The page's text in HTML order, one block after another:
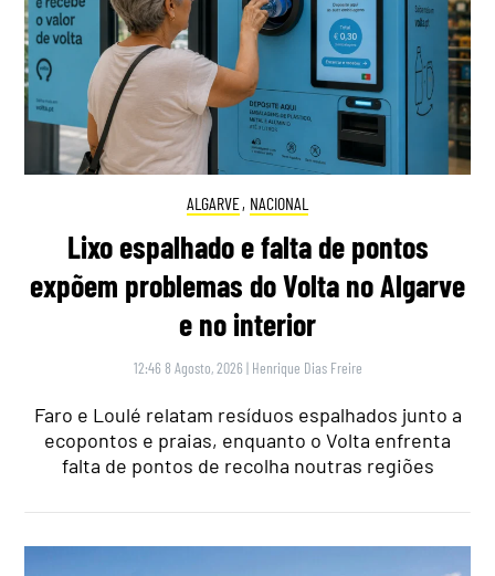
ALGARVE, NACIONAL
Lixo espalhado e falta de pontos
expõem problemas do Volta no Algarve
e no interior
12:46 8 Agosto, 2026 | Henrique Dias Freire
Faro e Loulé relatam resíduos espalhados junto a
ecopontos e praias, enquanto o Volta enfrenta
falta de pontos de recolha noutras regiões